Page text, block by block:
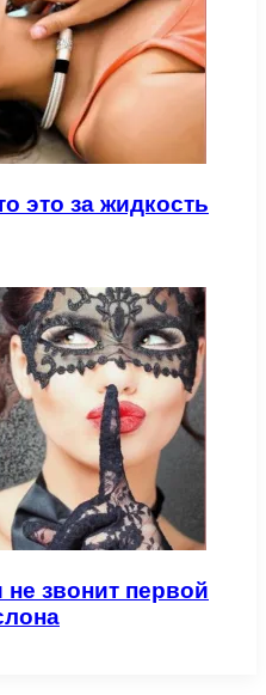
это за жидкость
звонит первой